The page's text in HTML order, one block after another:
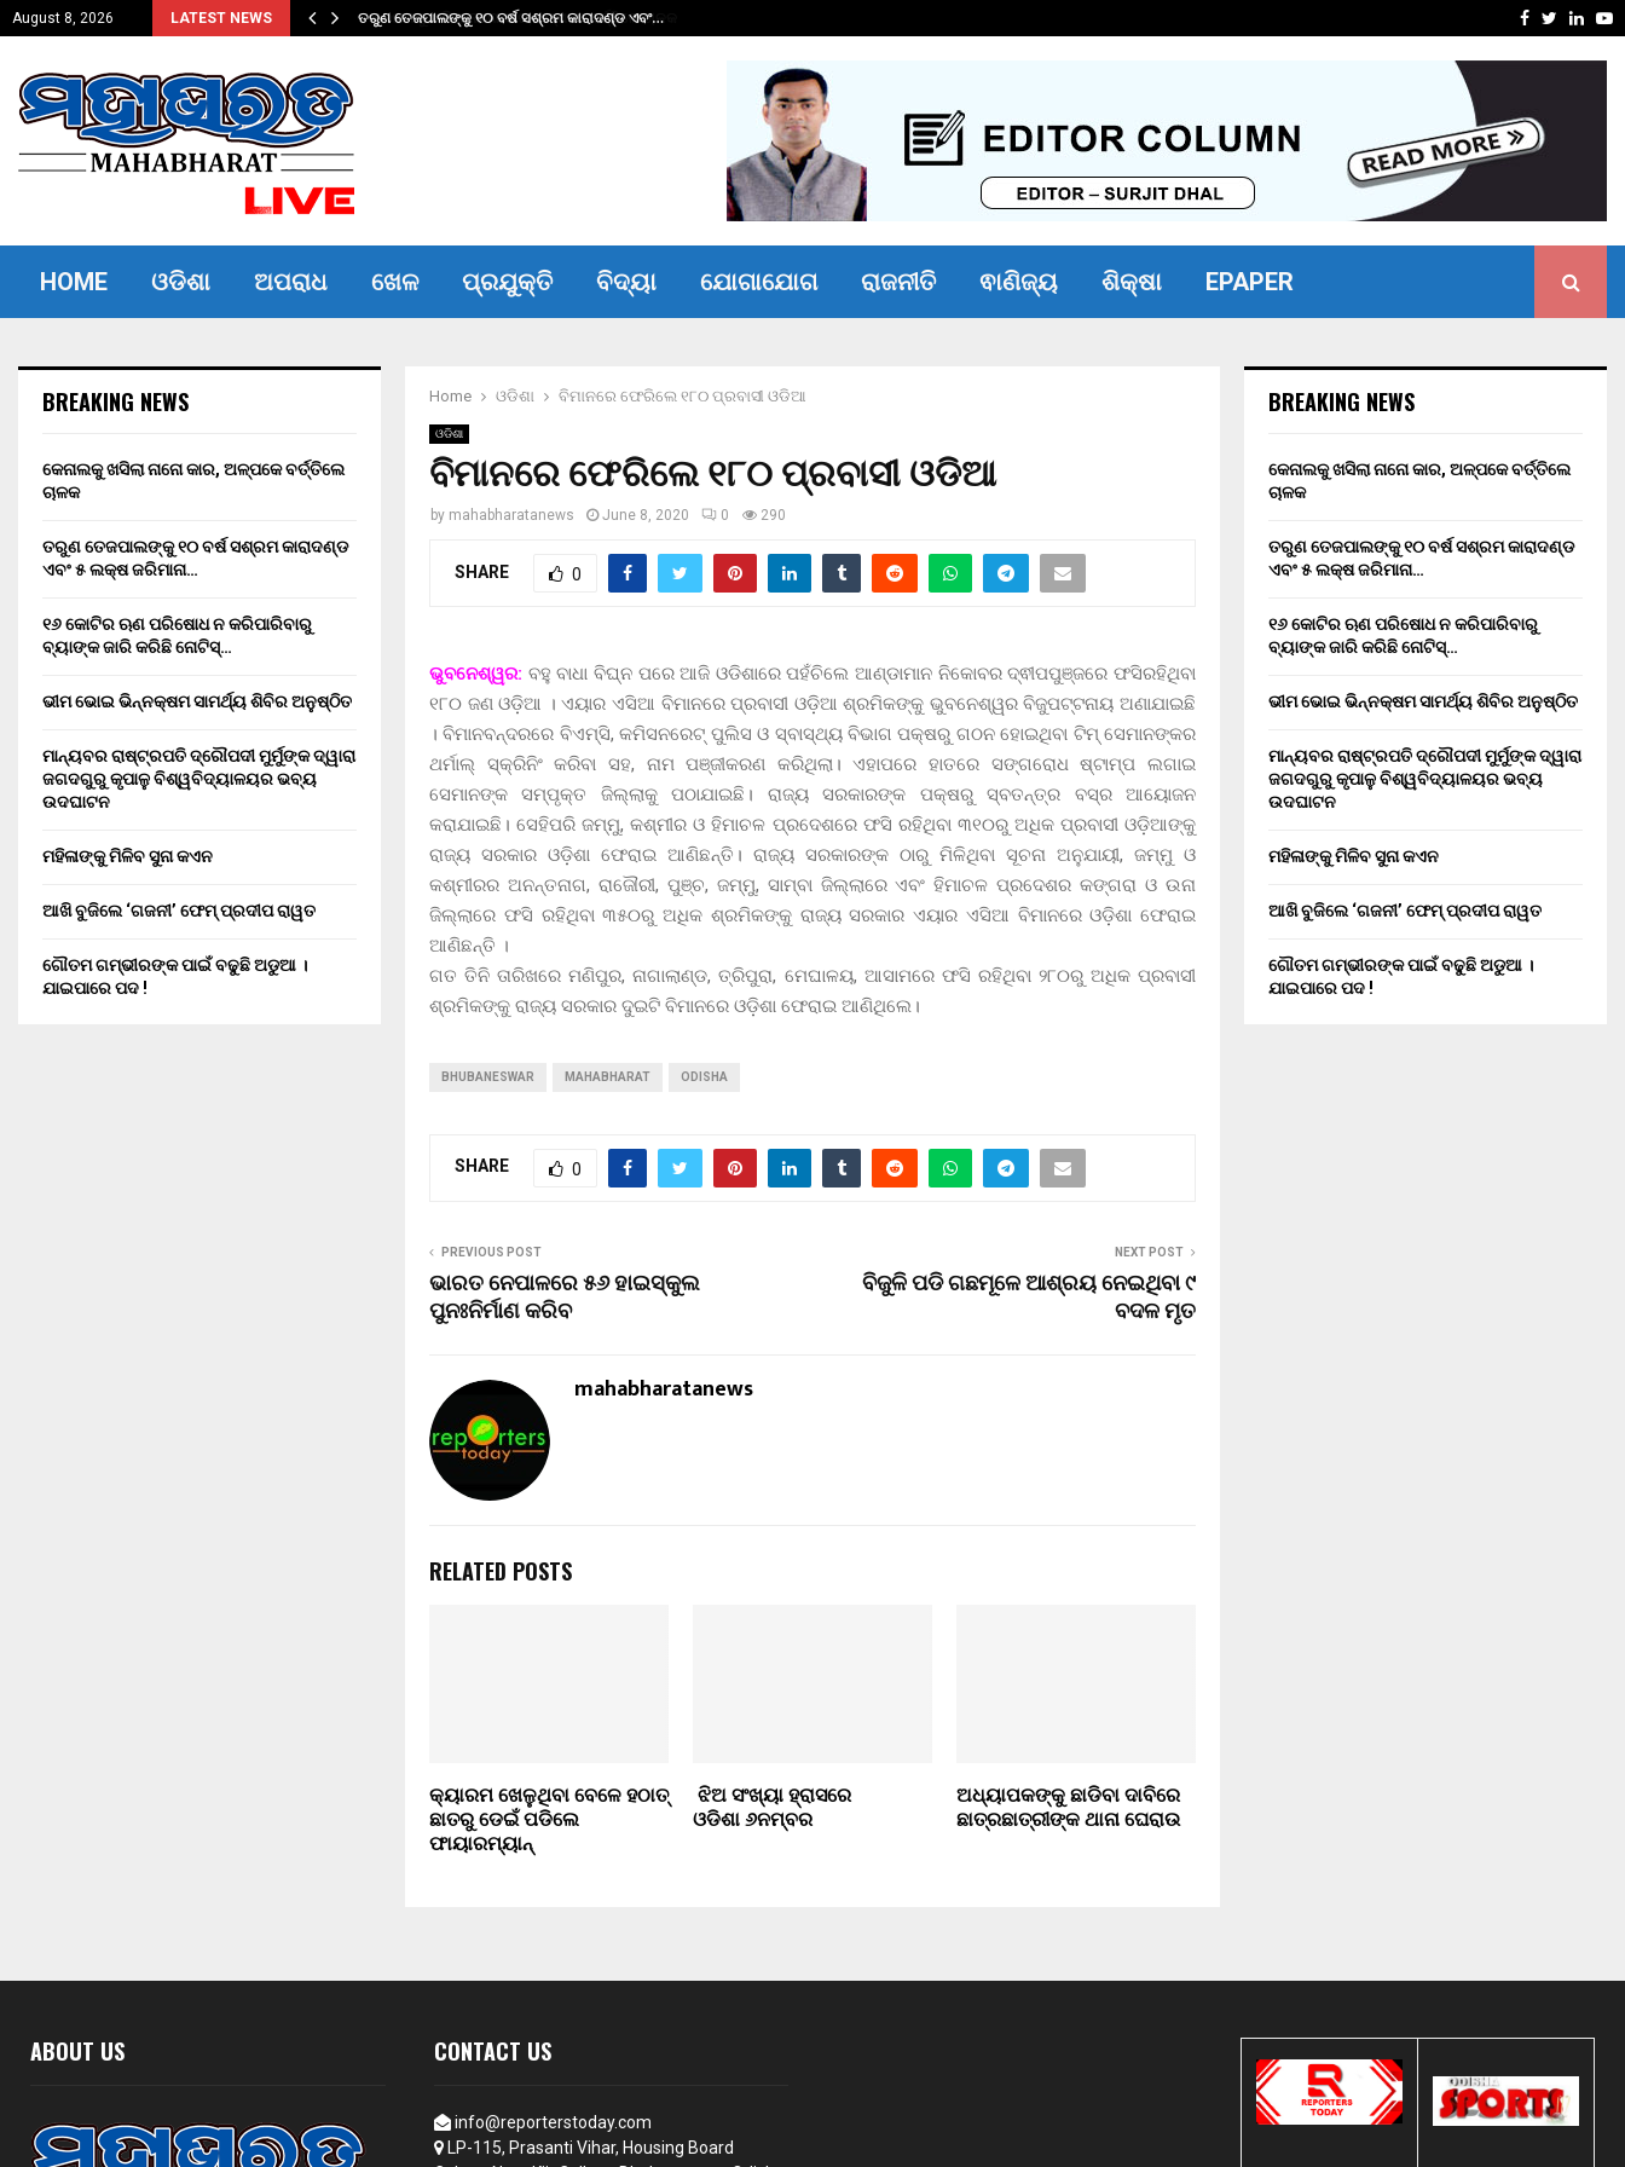
August 8, 2026 LATEST NEWS
ଚାଳକ ତରୁଣ ତେଜପାଲଙ୍କୁ ୧୦ ବର୍ଷ ସଶ୍ରମ କାରାଦଣ୍ଡ ଏବଂ… ଭୀମ
Facebook
Twitter
HOME ଓଡିଶା ଅପରାଧ ଖେଳ ପ୍ରଯୁକ୍ତି ବିଦ୍ୟା ଯୋଗାଯୋଗ ରାଜନୀତି ଵାଣିଜ୍ୟ ଶିକ୍ଷା EPAPER
Home ଓଡିଶା ବିମାନରେ ଫେରିଲେ ୧୮୦ ପ୍ରବାସୀ ଓଡିଆ
ଓଡିଶା
ବିମାନରେ ଫେରିଲେ ୧୮୦ ପ୍ରବାସୀ ଓଡିଆ
by mahabharatanews June 8, 2020 0 290
SHARE 0
ଭୁବନେଶ୍ୱର: ବହୁ ବାଧା ବିଘ୍ନ ପରେ ଆଜି ଓଡିଶାରେ ପହଁଚିଲେ ଆଣ୍ଡାମାନ ନିକୋବର ଦ୍ଵୀପପୁଞ୍ଜରେ ଫସିରହିଥିବା
୧୮୦ ଜଣ ଓଡ଼ିଆ । ଏୟାର ଏସିଆ ବିମାନରେ ପ୍ରବାସୀ ଓଡ଼ିଆ ଶ୍ରମିକଙ୍କୁ ଭୁବନେଶ୍ୱର ବିଜୁପଟ୍ଟନାୟ ଅଣାଯାଇଛି
। ବିମାନବନ୍ଦରରେ ବିଏମ୍‌ସି, କମିସନରେଟ୍‌ ପୁଲିସ ଓ ସ୍ବାସ୍ଥ୍ୟ ବିଭାଗ ପକ୍ଷରୁ ଗଠନ ହୋଇଥିବା ଟିମ୍‌ ସେମାନଙ୍କର
ଥର୍ମାଲ୍‌ ସ୍କ୍ରିନିଂ କରିବା ସହ, ନାମ ପଞ୍ଜୀକରଣ କରିଥିଲା। ଏହାପରେ ହାତରେ ସଙ୍ଗରୋଧ ଷ୍ଟାମ୍ପ ଲଗାଇ
ସେମାନଙ୍କ ସମ୍ପୃକ୍ତ ଜିଲ୍ଲାକୁ ପଠାଯାଇଛି। ରାଜ୍ୟ ସରକାରଙ୍କ ପକ୍ଷରୁ ସ୍ବତନ୍ତ୍ର ବସ୍‌ର ଆୟୋଜନ
କରାଯାଇଛି। ସେହିପରି ଜମ୍ମୁ, କଶ୍ମୀର ଓ ହିମାଚଳ ପ୍ରଦେଶରେ ଫସି ରହିଥିବା ୩୧୦ରୁ ଅଧିକ ପ୍ରବାସୀ ଓଡ଼ିଆଙ୍କୁ
ରାଜ୍ୟ ସରକାର ଓଡ଼ିଶା ଫେରାଇ ଆଣିଛନ୍ତି। ରାଜ୍ୟ ସରକାରଙ୍କ ଠାରୁ ମିଳିଥିବା ସୂଚନା ଅନୁଯାୟୀ, ଜମ୍ମୁ ଓ
କଶ୍ମୀରର ଅନନ୍ତନାଗ, ରାଜୌରୀ, ପୁଞ୍ଚ, ଜମ୍ମୁ, ସାମ୍ବା ଜିଲ୍ଲାରେ ଏବଂ ହିମାଚଳ ପ୍ରଦେଶର କଙ୍ଗରା ଓ ଉନା
ଜିଲ୍ଲାରେ ଫସି ରହିଥିବା ୩୫୦ରୁ ଅଧିକ ଶ୍ରମିକଙ୍କୁ ରାଜ୍ୟ ସରକାର ଏୟାର ଏସିଆ ବିମାନରେ ଓଡ଼ିଶା ଫେରାଇ
ଆଣିଛନ୍ତି ।
ଗତ ତିନି ତାରିଖରେ ମଣିପୁର, ନାଗାଲାଣ୍ଡ, ତ୍ରିପୁରା, ମେଘାଳୟ, ଆସାମରେ ଫସି ରହିଥିବା ୨୮୦ରୁ ଅଧିକ ପ୍ରବାସୀ
ଶ୍ରମିକଙ୍କୁ ରାଜ୍ୟ ସରକାର ଦୁଇଟି ବିମାନରେ ‌ଓଡ଼ିଶା ଫେରାଇ ଆଣିଥିଲେ।
BHUBANESWAR MAHABHARAT ODISHA
SHARE 0
PREVIOUS POST
ଭାରତ ନେପାଳରେ ୫୬ ହାଇସ୍କୁଲ
ପୁନଃନିର୍ମାଣ କରିବ
NEXT POST
ବିଜୁଳି ପଡି ଗଛମୂଳେ ଆଶ୍ରୟ ନେଇଥିବା ୯
ବଦଳ ମୃତ
mahabharatanews
RELATED POSTS
କ୍ୟାରମ ଖେଳୁଥିବା ବେଳେ ହଠାତ୍‌
ଛାତରୁ ଡେଇଁ ପଡିଲେ
ଫାୟାରମ୍ୟାନ୍‌
ଝିଅ ସଂଖ୍ୟା ହ୍ରାସରେ
ଓଡିଶା ୬ନମ୍ବର
ଅଧ୍ୟାପକଙ୍କୁ ଛାଡିବା ଦାବିରେ
ଛାତ୍ରଛାତ୍ରୀଙ୍କ ଥାନା ଘେରାଉ
BREAKING NEWS
କେନାଲକୁ ଖସିଲା ନାନୋ କାର, ଅଳ୍ପକେ ବର୍ତ୍ତିଲେ
ଚାଳକ
ତରୁଣ ତେଜପାଲଙ୍କୁ ୧୦ ବର୍ଷ ସଶ୍ରମ କାରାଦଣ୍ଡ
ଏବଂ ₹୫ ଲକ୍ଷ ଜରିମାନା…
୧୬ କୋଟିର ଋଣ ପରିଷୋଧ ନ କରିପାରିବାରୁ
ବ୍ୟାଙ୍କ ଜାରି କରିଛି ନୋଟିସ୍…
ଭୀମ ଭୋଇ ଭିନ୍ନକ୍ଷମ ସାମର୍ଥ୍ୟ ଶିବିର ଅନୁଷ୍ଠିତ
ମାନ୍ୟବର ରାଷ୍ଟ୍ରପତି ଦ୍ରୌପଦୀ ମୁର୍ମୁଙ୍କ ଦ୍ୱାରା
ଜଗଦଗୁରୁ କୃପାଳୁ ବିଶ୍ୱବିଦ୍ୟାଳୟର ଭବ୍ୟ
ଉଦଘାଟନ
ମହିଳାଙ୍କୁ ମିଳିବ ସୁନା କଏନ
ଆଖି ବୁଜିଲେ ‘ଗଜନୀ’ ଫେମ୍ ପ୍ରଦୀପ ରାୱତ
ଗୌତମ ଗମ୍ଭୀରଙ୍କ ପାଇଁ ବଢୁଛି ଅଡୁଆ ।
ଯାଇପାରେ ପଦ !
BREAKING NEWS
କେନାଲକୁ ଖସିଲା ନାନୋ କାର, ଅଳ୍ପକେ ବର୍ତ୍ତିଲେ
ଚାଳକ
ତରୁଣ ତେଜପାଲଙ୍କୁ ୧୦ ବର୍ଷ ସଶ୍ରମ କାରାଦଣ୍ଡ
ଏବଂ ₹୫ ଲକ୍ଷ ଜରିମାନା…
୧୬ କୋଟିର ଋଣ ପରିଷୋଧ ନ କରିପାରିବାରୁ
ବ୍ୟାଙ୍କ ଜାରି କରିଛି ନୋଟିସ୍…
ଭୀମ ଭୋଇ ଭିନ୍ନକ୍ଷମ ସାମର୍ଥ୍ୟ ଶିବିର ଅନୁଷ୍ଠିତ
ମାନ୍ୟବର ରାଷ୍ଟ୍ରପତି ଦ୍ରୌପଦୀ ମୁର୍ମୁଙ୍କ ଦ୍ୱାରା
ଜଗଦଗୁରୁ କୃପାଳୁ ବିଶ୍ୱବିଦ୍ୟାଳୟର ଭବ୍ୟ
ଉଦଘାଟନ
ମହିଳାଙ୍କୁ ମିଳିବ ସୁନା କଏନ
ଆଖି ବୁଜିଲେ ‘ଗଜନୀ’ ଫେମ୍ ପ୍ରଦୀପ ରାୱତ
ଗୌତମ ଗମ୍ଭୀରଙ୍କ ପାଇଁ ବଢୁଛି ଅଡୁଆ ।
ଯାଇପାରେ ପଦ !
ABOUT US CONTACT US
info@reporterstoday.com
LP-115, Prasanti Vihar, Housing Board